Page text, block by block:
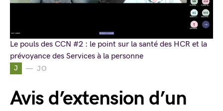
J JO
Avis d’extension d’un
Le pouls des CCN #2 : le point sur la santé des HCR et la
prévoyance des Services à la personne